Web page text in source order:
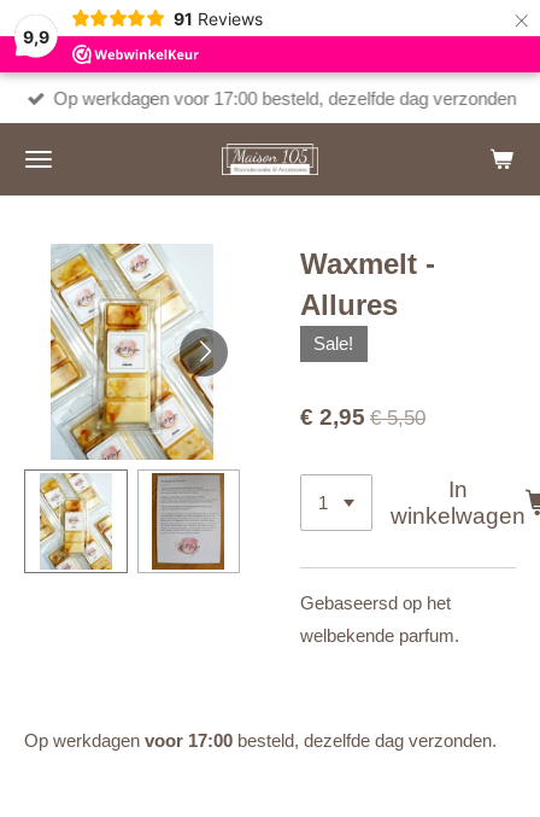
9,9
91 Reviews ×
Op werkdagen voor 17:00 besteld, dezelfde dag verzonden
Waxmelt -
Allures
Sale!
€ 2,95 € 5,50
In
winkelwagen
Gebaseersd op het
welbekende parfum.
Op werkdagen voor 17:00 besteld, dezelfde dag verzonden.